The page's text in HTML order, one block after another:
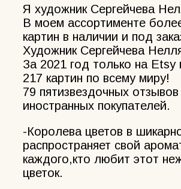
Я художник Сергейчева
В моем ассортименте
картин в наличии и под
Художник Сергейчева
За 2021 год только на Etsy
217 картин по всему миру!
79 пятизвездочных
иностранных покупателей.
-Королева цветов в
распространяет свой
каждого,кто любит этот
цветок.